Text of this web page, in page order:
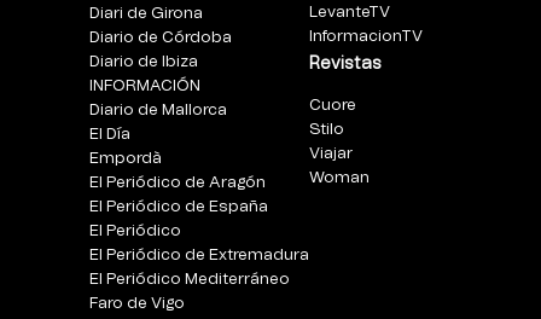
Diari de Girona
Diario de Córdoba
Diario de Ibiza
INFORMACIÓN
Diario de Mallorca
El Día
Empordà
El Periódico de Aragón
El Periódico de España
El Periódico
El Periódico de Extremadura
El Periódico Mediterráneo
Faro de Vigo
LevanteTV
InformacionTV
Revistas
Cuore
Stilo
Viajar
Woman